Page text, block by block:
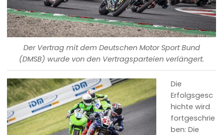
Der Vertrag mit dem Deutschen Motor Sport Bund
(DMSB) wurde von den Vertragsparteien verlängert.
Die
Erfolgsgesc
hichte wird
fortgeschrie
ben: Die